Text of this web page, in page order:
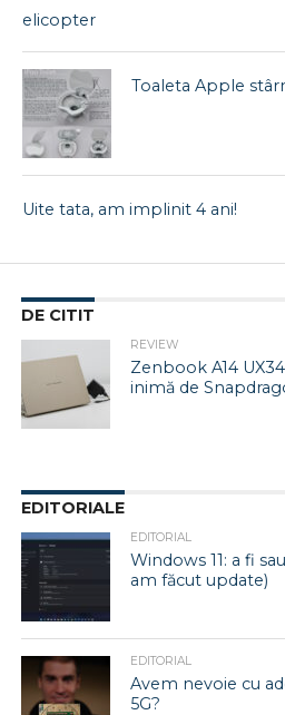
elicopter
Toaleta Apple
Uite tata, am implinit 4 ani!
DE CITIT
REVIEW
Zenbook A14
inimă de
EDITORIALE
EDITORIAL
Windows 11: a fi
am făcut update)
EDITORIAL
Avem nevoie cu
5G?